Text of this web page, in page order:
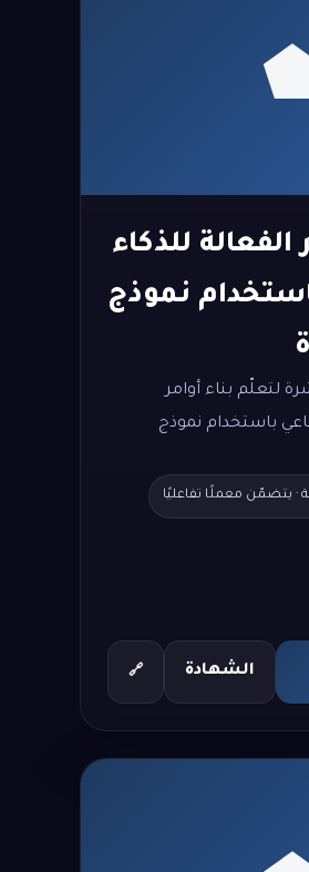
الفعالة للذكاء
نموذج
لتعلّم بناء أوامر
باستخدام نموذج
الشهادة 🔗